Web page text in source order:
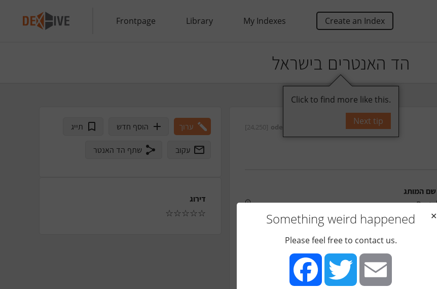
Frontpage Library My Indexes Create an Index
הד האנטרים בישראל
oded
[24,250]
שם המותג
Pmts
דוא"ל
carmitb@pmts.co.il
התמחות: דרג תפקיד
התמחות: גודל חברה
ערוך הוסף חדש תייג
עקוב שתף הד האנטר
דירוג
☆
☆
☆
☆
☆ Something weird happened ✕
Please feel free to contact us.
Click to find more like this.
Next tip